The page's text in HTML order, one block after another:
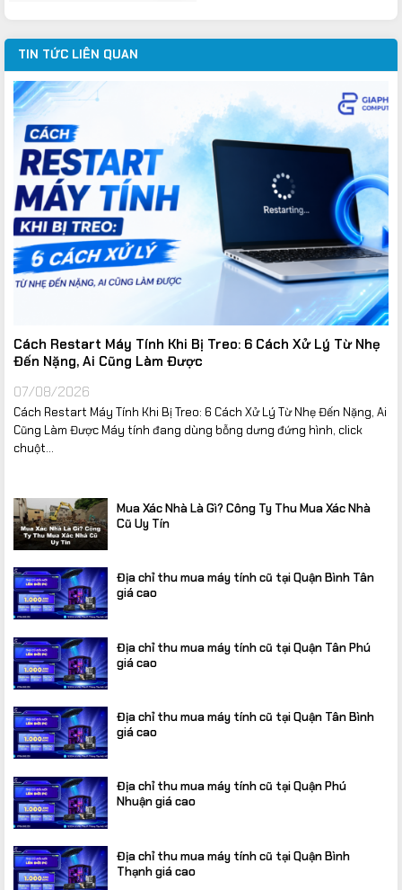
TIN TỨC LIÊN QUAN
Cách Restart Máy Tính Khi Bị Treo: 6 Cách Xử Lý Từ Nhẹ
Đến Nặng, Ai Cũng Làm Được
07/08/2026
Cách Restart Máy Tính Khi Bị Treo: 6 Cách Xử Lý Từ Nhẹ Đến Nặng, Ai
Cũng Làm Được Máy tính đang dùng bỗng dưng đứng hình, click
chuột...
Mua Xác Nhà Là Gì? Công Ty Thu Mua Xác Nhà
Cũ Uy Tín
Địa chỉ thu mua máy tính cũ tại Quận Bình Tân
giá cao
Địa chỉ thu mua máy tính cũ tại Quận Tân Phú
giá cao
Địa chỉ thu mua máy tính cũ tại Quận Tân Bình
giá cao
Địa chỉ thu mua máy tính cũ tại Quận Phú
Nhuận giá cao
Địa chỉ thu mua máy tính cũ tại Quận Bình
Thạnh giá cao